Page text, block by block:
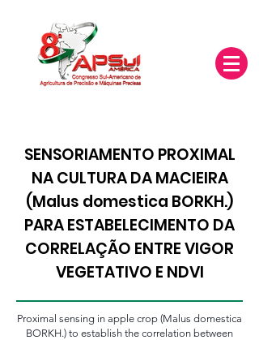
SENSORIAMENTO PROXIMAL
NA CULTURA DA MACIEIRA
(Malus domestica BORKH.)
PARA ESTABELECIMENTO DA
CORRELAÇÃO ENTRE VIGOR
VEGETATIVO E NDVI
Proximal sensing in apple crop (Malus domestica
BORKH.) to establish the correlation between